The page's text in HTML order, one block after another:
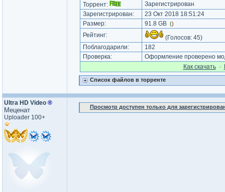
Торрент:
Зарегистрирован
Зарегистрирован:
23 Окт 2018 18:51:24
Размер:
91.8 GB ()
Рейтинг: (Голосов: 45)
Поблагодарили:
182
Проверка:
Оформление проверено
Как cкачать·
Список файлов в торренте
Ultra HD Video ®
Меценат
Uploader 100+
Просмотр доступен только для